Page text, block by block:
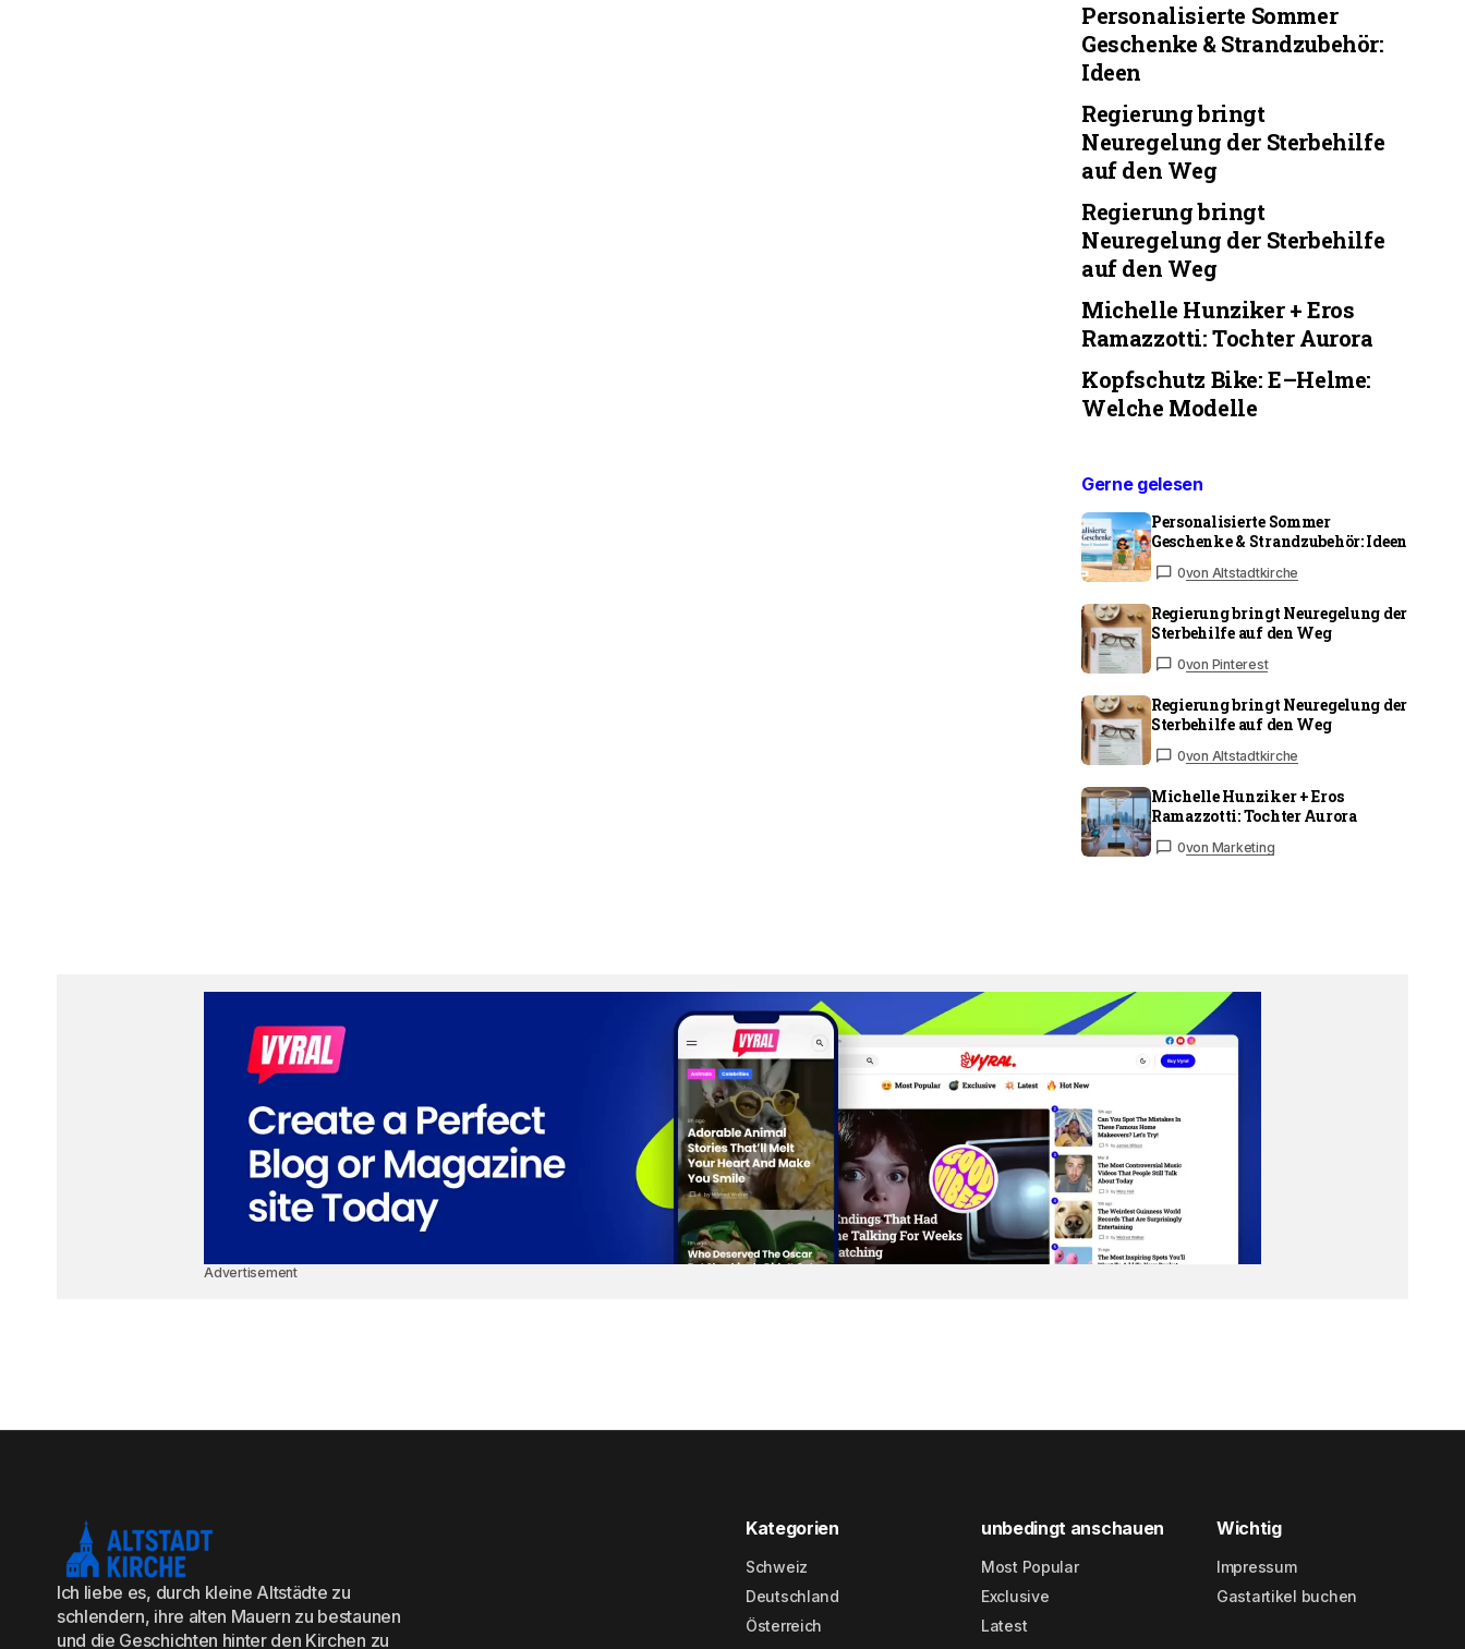
Personalisierte Sommer
Geschenke & Strandzubehör:
Ideen
Regierung bringt
Neuregelung der Sterbehilfe
auf den Weg
Regierung bringt
Neuregelung der Sterbehilfe
auf den Weg
Michelle Hunziker + Eros
Ramazzotti: Tochter Aurora
Kopfschutz Bike: E–Helme:
Welche Modelle
Gerne gelesen
Personalisierte Sommer
Geschenke & Strandzubehör: Ideen
0von Altstadtkirche
Regierung bringt Neuregelung der
Sterbehilfe auf den Weg
0von Pinterest
Regierung bringt Neuregelung der
Sterbehilfe auf den Weg
0von Altstadtkirche
Michelle Hunziker + Eros
Ramazzotti: Tochter Aurora
0von Marketing
Advertisement
Ich liebe es, durch kleine Altstädte zu
schlendern, ihre alten Mauern zu bestaunen
und die Geschichten hinter den Kirchen zu
Kategorien
Schweiz
Deutschland
Österreich
unbedingt anschauen
Most Popular
Exclusive
Latest
Wichtig
Impressum
Gastartikel buchen